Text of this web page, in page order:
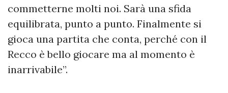
commetterne molti noi. Sarà una sfida
equilibrata, punto a punto. Finalmente si
gioca una partita che conta, perché con il
Recco è bello giocare ma al momento è
inarrivabile”.